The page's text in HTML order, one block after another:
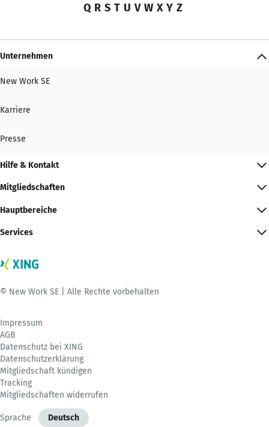
Q R S T U V W X Y Z
Unternehmen
New Work SE
Karriere
Presse
Hilfe & Kontakt
Mitgliedschaften
Hauptbereiche
Services
© New Work SE | Alle Rechte vorbehalten
Impressum
AGB
Datenschutz bei XING
Datenschutzerklärung
Mitgliedschaft kündigen
Tracking
Mitgliedschaften widerrufen
Sprache Deutsch